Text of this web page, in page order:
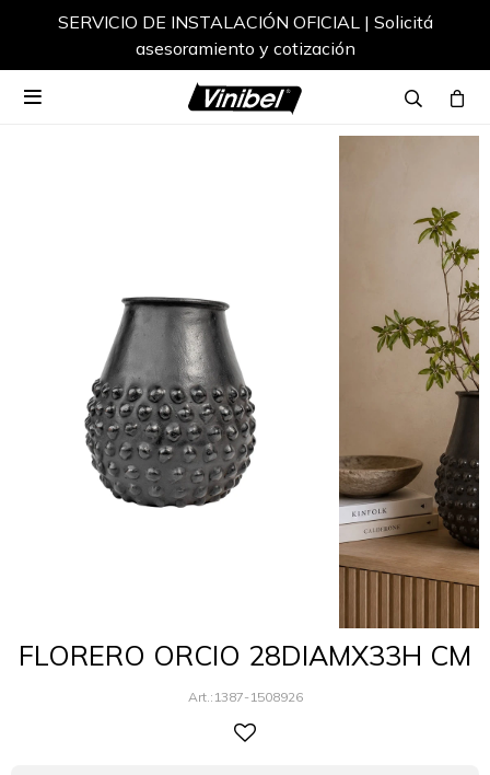
SERVICIO DE INSTALACIÓN OFICIAL | Solicitá
asesoramiento y cotización

FLORERO ORCIO 28DIAMX33H CM
1387-1508926